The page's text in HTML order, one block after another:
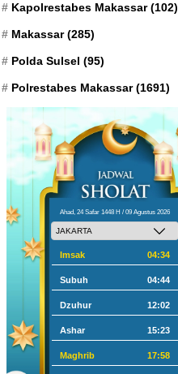
Kapolrestabes Makassar(102)
Makassar(285)
Polda Sulsel (95)
Polrestabes Makassar(1691)
Ahad, 24 Safar 1448 H / 09 Agustus 2026
Imsak 04:34
Subuh 04:44
Dzuhur 12:02
Ashar 15:23
Maghrib 17:58